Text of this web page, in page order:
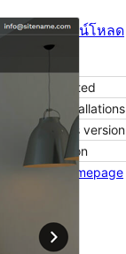
ดูก่อนดาวน์โหลด
Last updated
Active installations
WordPress version
PHP version
Theme homepage